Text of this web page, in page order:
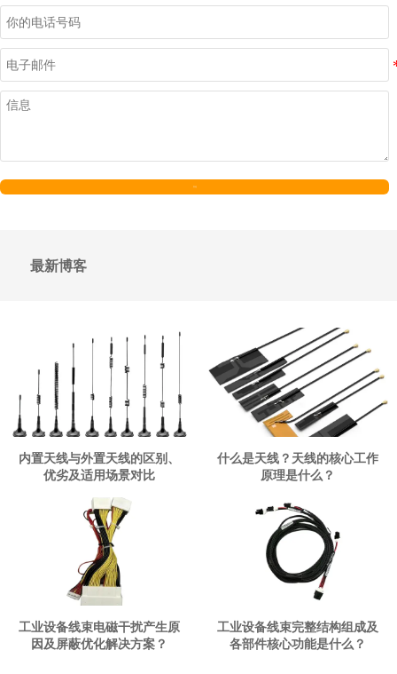
最新博客
内置天线与外置天线的区别、
优劣及适用场景对比
什么是天线？天线的核心工作
原理是什么？
工业设备线束电磁干扰产生原
因及屏蔽优化解决方案？
工业设备线束完整结构组成及
各部件核心功能是什么？